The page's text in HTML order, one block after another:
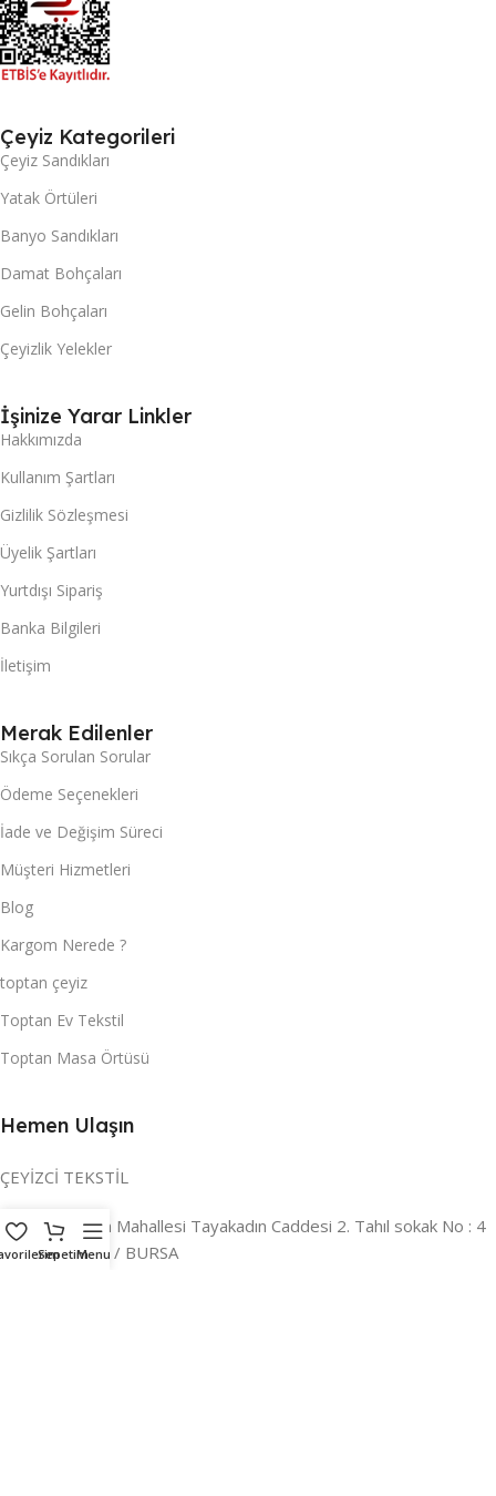
Çeyiz Kategorileri
Çeyiz Sandıkları
Yatak Örtüleri
Banyo Sandıkları
Damat Bohçaları
Gelin Bohçaları
Çeyizlik Yelekler
İşinize Yarar Linkler
Hakkımızda
Kullanım Şartları
Gizlilik Sözleşmesi
Üyelik Şartları
Yurtdışı Sipariş
Banka Bilgileri
İletişim
Merak Edilenler
Sıkça Sorulan Sorular
Ödeme Seçenekleri
İade ve Değişim Süreci
Müşteri Hizmetleri
Blog
Kargom Nerede ?
toptan çeyiz
Toptan Ev Tekstil
Toptan Masa Örtüsü
Hemen Ulaşın
ÇEYİZCİ TEKSTİL
Adres:Reyhan Mahallesi Tayakadın Caddesi 2. Tahıl sokak No : 4
/ a Osmangazi / BURSA
SepetimMenu